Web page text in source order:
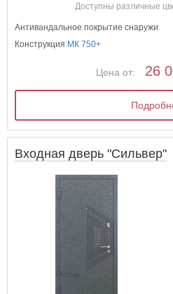
Доступны различные
Антивандальное покрытие снаружи
Конструкция МК 750+
Цена от: 26
Входная дверь "Сильвер"